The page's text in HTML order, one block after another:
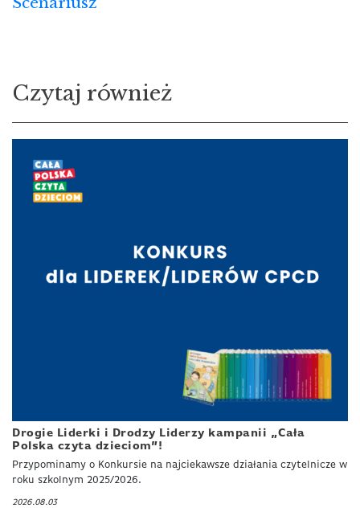
Czytaj również
Drogie Liderki i Drodzy Liderzy kampanii „Cała
Polska czyta dzieciom”!
Przypominamy o Konkursie na najciekawsze działania czytelnicze w
roku szkolnym 2025/2026.
2026.08.03